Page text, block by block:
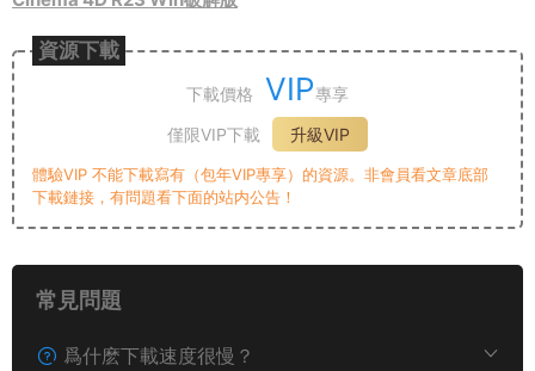
資源下載
下載價格 VIP專享
僅限VIP下載
升級VIP
體驗VIP 不能下載寫有（包年VIP專享）的資源。非會員看文章底部
下載鏈接，有問題看下面的站内公告！
常見問題
爲什麽下載速度很慢？